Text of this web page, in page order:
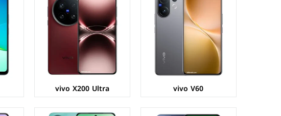
vivo V60
vivo X200 Ultra
المعالج:
الكاميرات:خلفية 50+AI م.ب / امامية 5 م.ب
الذاكرة+الرام:128/256 + 6/8 جيجابايت
نظام التشغيل:Android 15
البطارية:6000 مللي امبير - 44 واط
الشاشة:AMOLED بحجم 6.77 بوصة بدقة FHD+
المعالج:Qualcomm Snapdragon 685
الكاميرات:خلفية 50+2 م.ب / امامية 32 م.ب
الذاكرة+الرام:128/256 + 8 جيجابايت
نظام التشغيل: Android 15
البطارية:6500 مللي امبير - 90 واط
عرض المواصفات ←
الشاشة:
المعالج:
عرض